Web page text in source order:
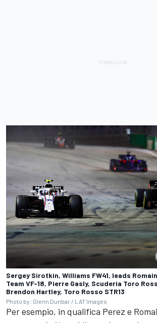
Sergey Sirotkin, Williams FW41, leads
Team VF-18, Pierre Gasly, Scuderia Toro
Brendon Hartley, Toro Rosso STR13
Photo by: Glenn Dunbar / LAT Images
Per esempio, in qualifica Perez e